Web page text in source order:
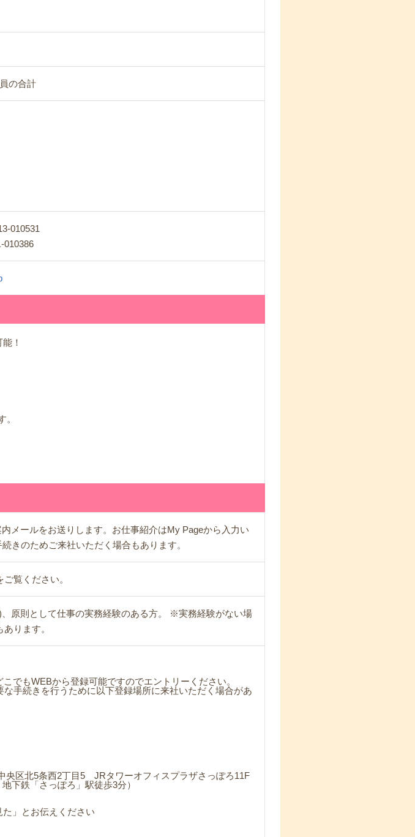
の合計
010531
010386
！
メールをお送りします。お仕事紹介はMy Pageから入力い
のためご来社いただく場合もあります。
覧ください。
原則として仕事の実務経験のある方。 ※実務経験がない場
ります。
でもWEBから登録可能ですのでエントリーください。
手続きを行うために以下登録場所に来社いただく場合があ
央区北5条西2丁目5 JRタワーオフィスプラザさっぽろ11F
下鉄「さっぽろ」駅徒歩3分）
」とお伝えください